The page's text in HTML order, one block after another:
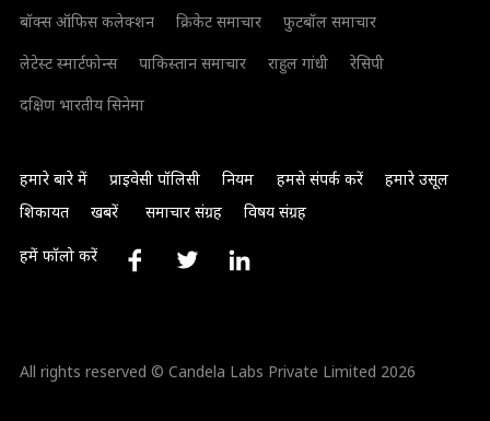
बॉक्स ऑफिस कलेक्शन
क्रिकेट समाचार
फुटबॉल समाचार
लेटेस्ट स्मार्टफोन्स
पाकिस्तान समाचार राहुल गांधी
रेसिपी
दक्षिण भारतीय सिनेमा
हमारे बारे में प्राइवेसी पॉलिसी नियम हमसे संपर्क करें
हमारे उसूल
शिकायत
खबरें समाचार संग्रह विषय संग्रह
हमें फॉलो करें
All rights reserved © Candela Labs Private Limited 2026